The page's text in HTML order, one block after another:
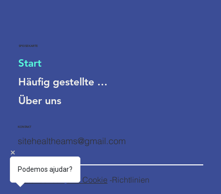
SPEISEKARTE
Start
Häufig gestellte Fragen
Über uns
KONTAKT
sitehealtheams@gmail.com
und Cookie -Richtlinien
Podemos ajudar?